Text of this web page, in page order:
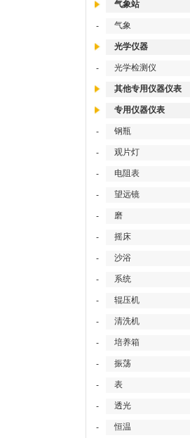
气象站
- 气象
光学仪器
- 光学检测仪
其他专用仪器仪表
专用仪器仪表
- 钢瓶
- 观片灯
- 电阻表
- 望远镜
- 磨
- 摇床
- 沙浴
- 系统
- 辊压机
- 清洗机
- 培养箱
- 振荡
- 表
- 透光
- 恒温